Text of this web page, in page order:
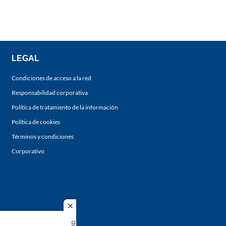
close
LEGAL
Condiciones de acceso a la red
Responsabilidad corporativa
Política de tratamiento de la información
Política de cookies
Términos y condiciones
Corporativo